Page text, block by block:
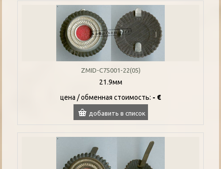
ZMID-C75001-22(05)
21.9мм
цена / oбменная стоимость: - €
добавить в список